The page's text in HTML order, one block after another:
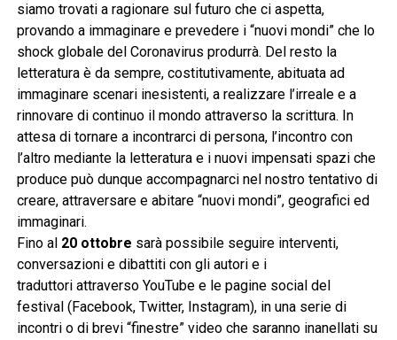
siamo trovati a ragionare sul futuro che ci aspetta,
provando a immaginare e prevedere i “nuovi mondi” che lo
shock globale del Coronavirus produrrà. Del resto la
letteratura è da sempre, costitutivamente, abituata ad
immaginare scenari inesistenti, a realizzare l’irreale e a
rinnovare di continuo il mondo attraverso la scrittura. In
attesa di tornare a incontrarci di persona, l’incontro con
l’altro mediante la letteratura e i nuovi impensati spazi che
produce può dunque accompagnarci nel nostro tentativo di
creare, attraversare e abitare “nuovi mondi”, geografici ed
immaginari.
Fino al 20 ottobre sarà possibile seguire interventi,
conversazioni e dibattiti con gli autori e i
traduttori attraverso YouTube e le pagine social del
festival (Facebook, Twitter, Instagram), in una serie di
incontri o di brevi “finestre” video che saranno inanellati su